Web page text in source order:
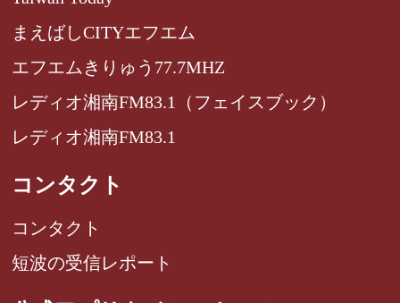
まえばしCITYエフエム
エフエムきりゅう77.7MHZ
レディオ湘南FM83.1（フェイスブック）
レディオ湘南FM83.1
コンタクト
コンタクト
短波の受信レポート